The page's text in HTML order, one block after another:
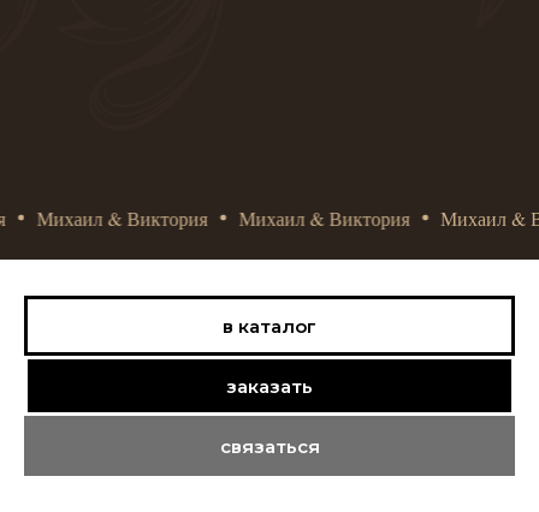
Михаил & Виктория Михаил & Виктория Михаил &
в каталог
заказать
связаться